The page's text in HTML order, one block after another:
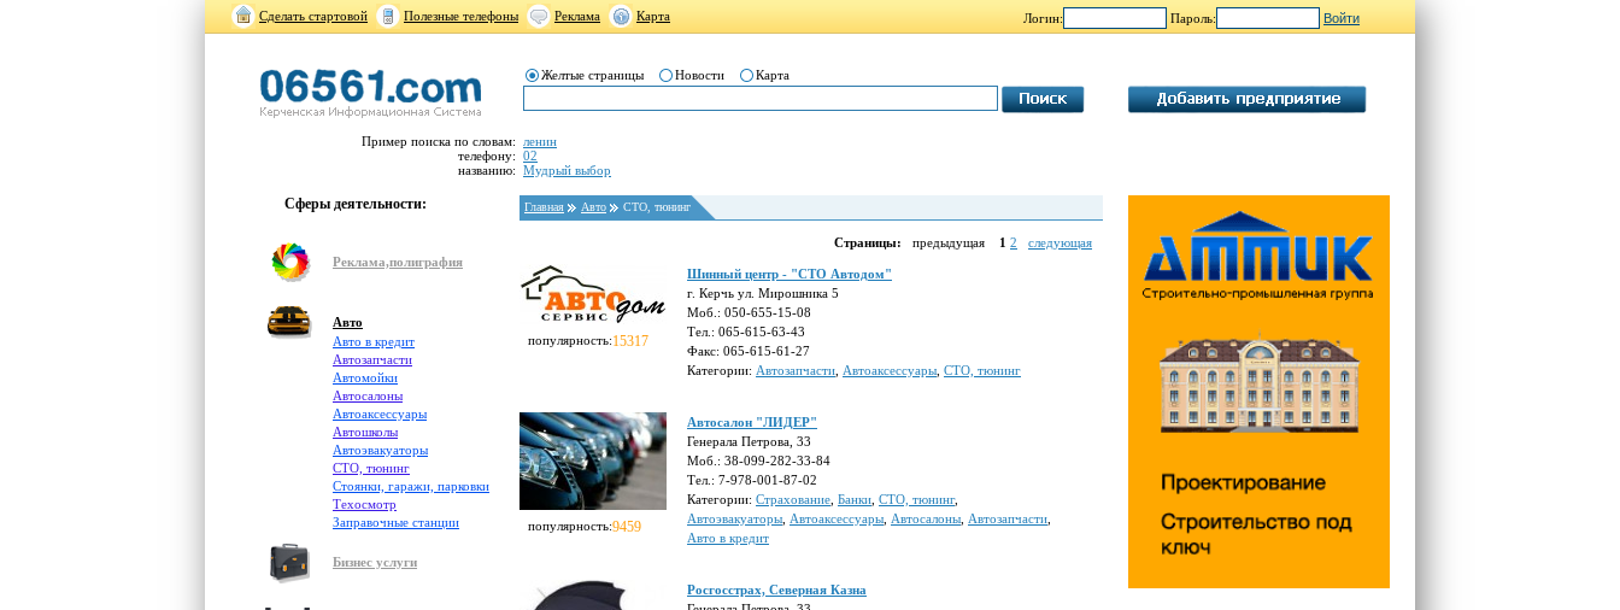
Сделать стартовой Полезные телефоны Реклама Карта Логин: Пароль:
Желтые страницы Новости Карта
Пример поиска по словам:
телефону:
названию:
ленин
02
Мудрый выбор
Сферы деятельности:
Реклама,полиграфия
Авто
Авто в кредит
Автозапчасти
Автомойки
Автосалоны
Автоаксессуары
Автошколы
Автоэвакуаторы
СТО, тюнинг
Стоянки, гаражи, парковки
Техосмотр
Заправочные станции
Бизнес услуги
Главная Авто СТО, тюнинг
Страницы: предыдущая 1 2 следующая
популярность:15317
Шинный центр - "СТО Автодом"
г. Керчь ул. Мирошника 5
Моб.: 050-655-15-08
Тел.: 065-615-63-43
Факс: 065-615-61-27
Категории: Автозапчасти Автоаксессуары СТО, тюнинг
популярность:9459
Автосалон "ЛИДЕР"
Генерала Петрова, 33
Моб.: 38-099-282-33-84
Тел.: 7-978-001-87-02
Категории: Страхование Банки СТО, тюнинг,
Автоэвакуаторы Автоаксессуары Автосалоны Автозапчасти
Авто в кредит
Росгосстрах, Северная Казна